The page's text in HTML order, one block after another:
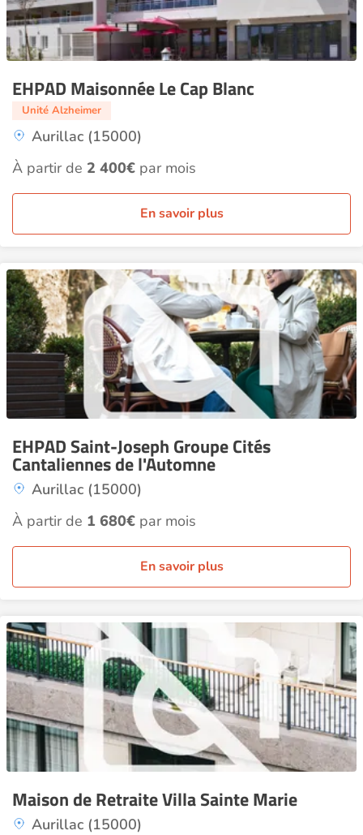
EHPAD Maisonnée Le Cap Blanc
Unité Alzheimer
Aurillac (15000)
À partir de 2 400€ par mois
En savoir plus
EHPAD Saint-Joseph Groupe Cités
Cantaliennes de l'Automne
Aurillac (15000)
À partir de 1 680€ par mois
En savoir plus
Maison de Retraite Villa Sainte Marie
Aurillac (15000)